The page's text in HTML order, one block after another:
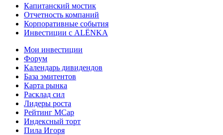
Капитанский мостик
Отчетность компаний
Корпоративные события
Инвестиции с ALЁNKA
Мои инвестиции
Форум
Календарь дивидендов
База эмитентов
Карта рынка
Расклад сил
Лидеры роста
Рейтинг MCap
Индексный торт
Пила Игоря